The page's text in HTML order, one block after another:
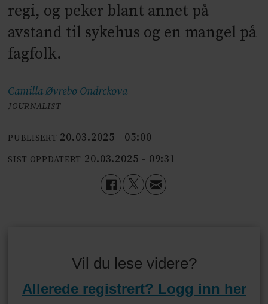
regi, og peker blant annet på
avstand til sykehus og en mangel på
fagfolk.
Camilla Øvrebø Ondrckova
JOURNALIST
PUBLISERT 20.03.2025 - 05:00
SIST OPPDATERT 20.03.2025 - 09:31
Vil du lese videre?
Allerede registrert? Logg inn her